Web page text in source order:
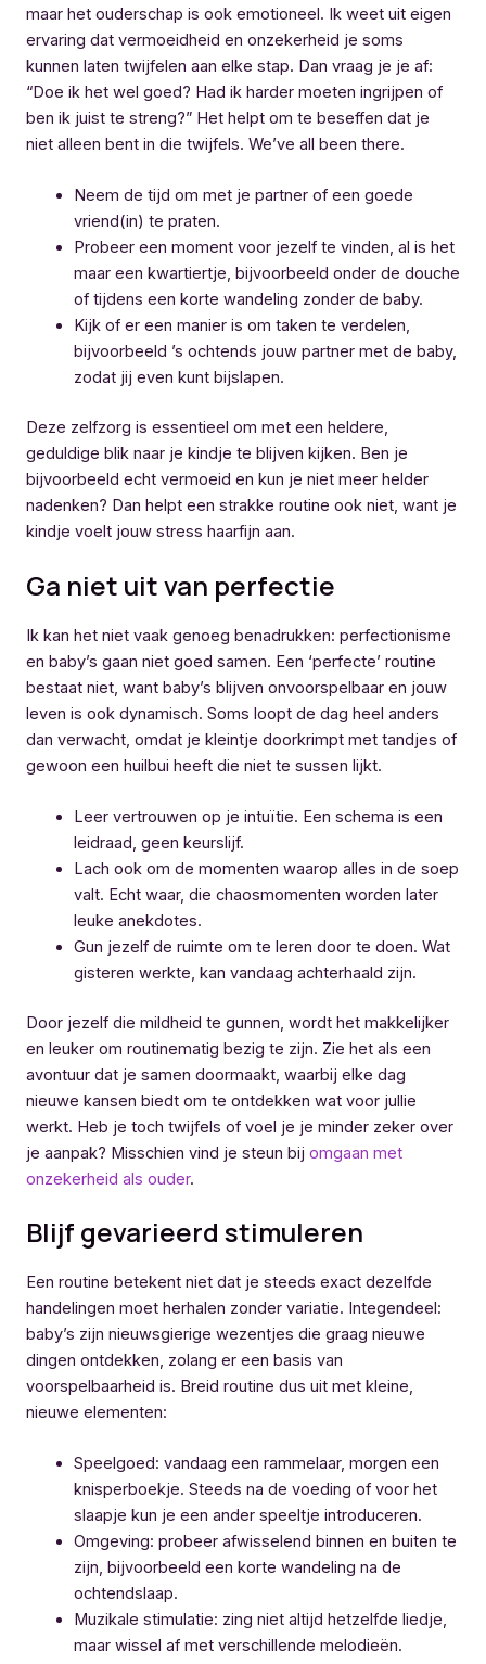
maar het ouderschap is ook emotioneel. Ik weet uit eigen
ervaring dat vermoeidheid en onzekerheid je soms
kunnen laten twijfelen aan elke stap. Dan vraag je je af:
“Doe ik het wel goed? Had ik harder moeten ingrijpen of
ben ik juist te streng?” Het helpt om te beseffen dat je
niet alleen bent in die twijfels. We’ve all been there.
Neem de tijd om met je partner of een goede
vriend(in) te praten.
Probeer een moment voor jezelf te vinden, al is het
maar een kwartiertje, bijvoorbeeld onder de douche
of tijdens een korte wandeling zonder de baby.
Kijk of er een manier is om taken te verdelen,
bijvoorbeeld ’s ochtends jouw partner met de baby,
zodat jij even kunt bijslapen.
Deze zelfzorg is essentieel om met een heldere,
geduldige blik naar je kindje te blijven kijken. Ben je
bijvoorbeeld echt vermoeid en kun je niet meer helder
nadenken? Dan helpt een strakke routine ook niet, want je
kindje voelt jouw stress haarfijn aan.
Ga niet uit van perfectie
Ik kan het niet vaak genoeg benadrukken: perfectionisme
en baby’s gaan niet goed samen. Een ‘perfecte’ routine
bestaat niet, want baby’s blijven onvoorspelbaar en jouw
leven is ook dynamisch. Soms loopt de dag heel anders
dan verwacht, omdat je kleintje doorkrimpt met tandjes of
gewoon een huilbui heeft die niet te sussen lijkt.
Leer vertrouwen op je intuïtie. Een schema is een
leidraad, geen keurslijf.
Lach ook om de momenten waarop alles in de soep
valt. Echt waar, die chaosmomenten worden later
leuke anekdotes.
Gun jezelf de ruimte om te leren door te doen. Wat
gisteren werkte, kan vandaag achterhaald zijn.
Door jezelf die mildheid te gunnen, wordt het makkelijker
en leuker om routinematig bezig te zijn. Zie het als een
avontuur dat je samen doormaakt, waarbij elke dag
nieuwe kansen biedt om te ontdekken wat voor jullie
werkt. Heb je toch twijfels of voel je je minder zeker over
je aanpak? Misschien vind je steun bij omgaan met
onzekerheid als ouder.
Blijf gevarieerd stimuleren
Een routine betekent niet dat je steeds exact dezelfde
handelingen moet herhalen zonder variatie. Integendeel:
baby’s zijn nieuwsgierige wezentjes die graag nieuwe
dingen ontdekken, zolang er een basis van
voorspelbaarheid is. Breid routine dus uit met kleine,
nieuwe elementen:
Speelgoed: vandaag een rammelaar, morgen een
knisperboekje. Steeds na de voeding of voor het
slaapje kun je een ander speeltje introduceren.
Omgeving: probeer afwisselend binnen en buiten te
zijn, bijvoorbeeld een korte wandeling na de
ochtendslaap.
Muzikale stimulatie: zing niet altijd hetzelfde liedje,
maar wissel af met verschillende melodieën.